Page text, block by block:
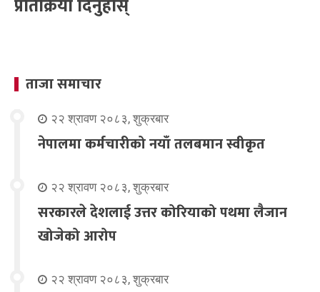
प्रतिक्रिया दिनुहोस्
ताजा समाचार
२२ श्रावण २०८३, शुक्रबार
नेपालमा कर्मचारीको नयाँ तलबमान स्वीकृत
२२ श्रावण २०८३, शुक्रबार
सरकारले देशलाई उत्तर कोरियाको पथमा लैजान
खोजेको आरोप
२२ श्रावण २०८३, शुक्रबार